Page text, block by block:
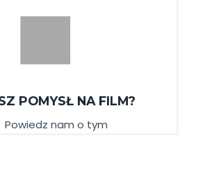
POMYSŁ NA FILM?
Powiedz nam o tym